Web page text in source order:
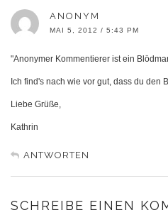
ANONYM
MAI 5, 2012 / 5:43 PM
"Anonymer Kommentierer ist ein
Ich find's nach wie vor gut, dass du den
Liebe Grüße,
Kathrin
ANTWORTEN
SCHREIBE EINEN